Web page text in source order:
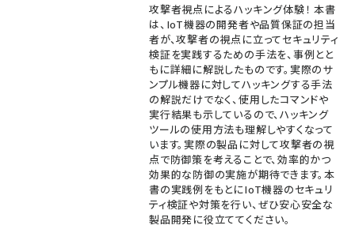
攻撃者視点によるハッキング体験！ 本書
は、IoT機器の開発者や品質保証の担当
者が、攻撃者の視点に立ってセキュリティ
検証を実践するための手法を、事例とと
もに詳細に解説したものです。実際のサ
ンプル機器に対してハッキングする手法
の解説だけでなく、使用したコマンドや
実行結果も示しているので、ハッキング
ツールの使用方法も理解しやすくなって
います。実際の製品に対して攻撃者の視
点で防御策を考えることで、効率的かつ
効果的な防御の実施が期待できます。本
書の実践例をもとにIoT機器のセキュリ
ティ検証や対策を行い、ぜひ安心安全な
製品開発に役立ててください。